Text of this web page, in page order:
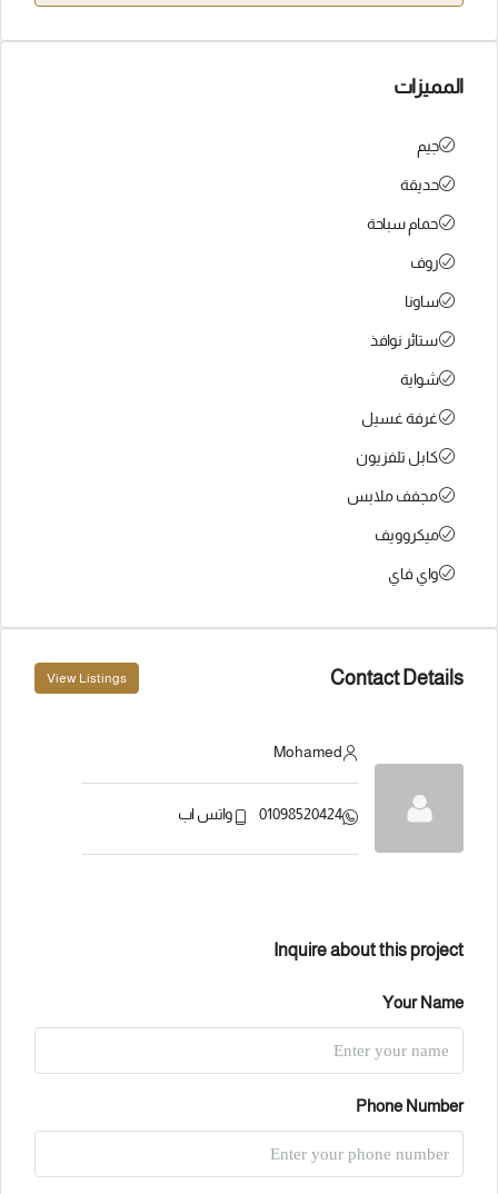
المميزات
جيم
حديقة
حمام سباحة
روف
ساونا
ستائر نوافذ
شواية
غرفة غسيل
كابل تلفزيون
مجفف ملابس
ميكروويف
واي فاي
Contact Details
View Listings
Mohamed
01098520424 واتس اب
Inquire about this project
Your Name
Phone Number